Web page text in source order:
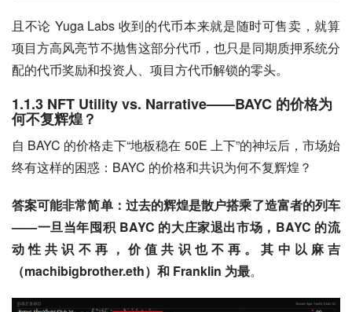
且不论 Yuga Labs 收到的代币本来就是随时可售卖，就算
项目方高风亮节不抛售这部分代币，也只是同期质押系统分
配的代币奖励和投资人、项目方代币解锁的零头。
1.1.3 NFT Utility vs. Narrative——BAYC 的价格为
何不复辉煌？
自 BAYC 的价格走下“地板稳在 50E 上下”的神坛后，市场始
终有这样的困惑：BAYC 的价格和共识为何不复辉煌？
答案可能非常简单：过去的辉煌是散户搭乘了造富者的列车
——一旦当年囤积 BAYC 的大庄家退出市场，BAYC 的流
动性共识不再，价值共识也不再。其中以麻吉
（machibigbrother.eth）和 Franklin 为最。